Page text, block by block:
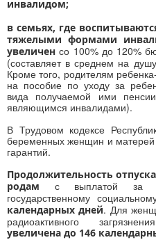
инвалидом;
в семьях, где
тяжелыми формами
увеличен со 100% до 120%
(составляет в среднем на
Кроме того, родителям
на пособие по уходу за
вида получаемой ими
являющимся инвалидами).
В Трудовом кодексе
беременных женщин и
гарантий.
Продолжительность
родам с выплатой за
государственному
календарных дней. Для
радиоактивного
увеличена до 146